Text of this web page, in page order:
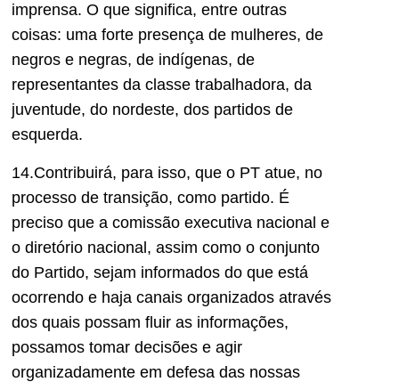
imprensa. O que significa, entre outras
coisas: uma forte presença de mulheres, de
negros e negras, de indígenas, de
representantes da classe trabalhadora, da
juventude, do nordeste, dos partidos de
esquerda.
14.Contribuirá, para isso, que o PT atue, no
processo de transição, como partido. É
preciso que a comissão executiva nacional e
o diretório nacional, assim como o conjunto
do Partido, sejam informados do que está
ocorrendo e haja canais organizados através
dos quais possam fluir as informações,
possamos tomar decisões e agir
organizadamente em defesa das nossas